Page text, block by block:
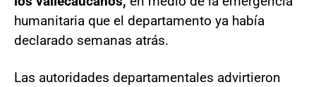
humanitaria que el departamento ya había
declarado semanas atrás.
Las autoridades departamentales advirtieron